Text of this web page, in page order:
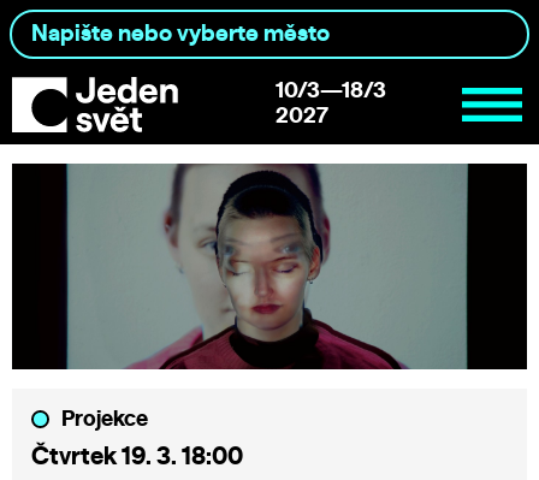
10/3—18/3
2027
Projekce
Čtvrtek 19. 3. 18:00